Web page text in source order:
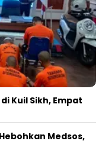
Kuil Sikh, Empat
Medsos,